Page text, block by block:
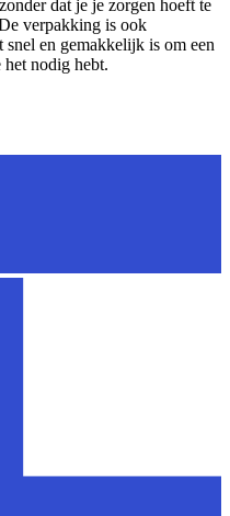
dat je je zorgen hoeft te
verpakking is ook
en gemakkelijk is om een
nodig hebt.